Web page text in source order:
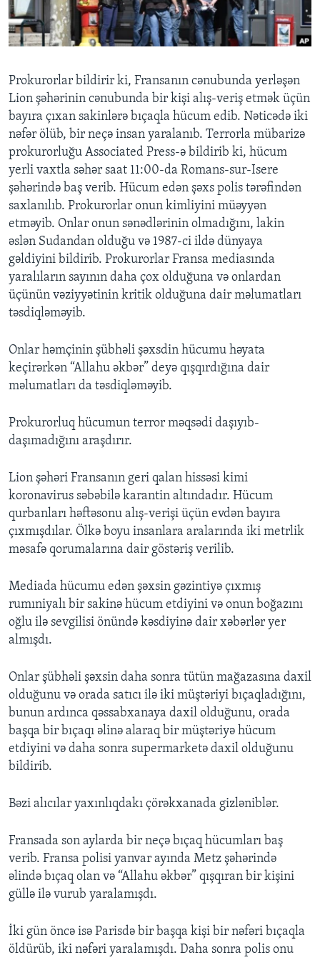
BIZI IZLƏYIN
Dillər
Prokurorlar bildirir ki, Fransanın cənubunda yerləşən
Lion şəhərinin cənubunda bir kişi alış-veriş etmək üçün
bayıra çıxan sakinlərə bıçaqla hücum edib. Nəticədə iki
nəfər ölüb, bir neçə insan yaralanıb. Terrorla mübarizə
prokurorluğu Associated Press-ə bildirib ki, hücum
yerli vaxtla səhər saat 11:00-da Romans-sur-Isere
şəhərində baş verib. Hücum edən şəxs polis tərəfindən
saxlanılıb. Prokurorlar onun kimliyini müəyyən
etməyib. Onlar onun sənədlərinin olmadığını, lakin
əslən Sudandan olduğu və 1987-ci ildə dünyaya
gəldiyini bildirib. Prokurorlar Fransa mediasında
yaralıların sayının daha çox olduğuna və onlardan
üçünün vəziyyətinin kritik olduğuna dair məlumatları
təsdiqləməyib.
Onlar həmçinin şübhəli şəxsdin hücumu həyata
keçirərkən “Allahu əkbər” deyə qışqırdığına dair
məlumatları da təsdiqləməyib.
Prokurorluq hücumun terror məqsədi daşıyıb-
daşımadığını araşdırır.
Lion şəhəri Fransanın geri qalan hissəsi kimi
koronavirus səbəbilə karantin altındadır. Hücum
qurbanları həftəsonu alış-verişi üçün evdən bayıra
çıxmışdılar. Ölkə boyu insanlara aralarında iki metrlik
məsafə qorumalarına dair göstəriş verilib.
Mediada hücumu edən şəxsin gəzintiyə çıxmış
rumıniyalı bir sakinə hücum etdiyini və onun boğazını
oğlu ilə sevgilisi önündə kəsdiyinə dair xəbərlər yer
almışdı.
Onlar şübhəli şəxsin daha sonra tütün mağazasına daxil
olduğunu və orada satıcı ilə iki müştəriyi bıçaqladığını,
bunun ardınca qəssabxanaya daxil olduğunu, orada
başqa bir bıçaqı əlinə alaraq bir müştəriyə hücum
etdiyini və daha sonra supermarketə daxil olduğunu
bildirib.
Bəzi alıcılar yaxınlıqdakı çörəkxanada gizləniblər.
Fransada son aylarda bir neçə bıçaq hücumları baş
verib. Fransa polisi yanvar ayında Metz şəhərində
əlində bıçaq olan və “Allahu əkbər” qışqıran bir kişini
güllə ilə vurub yaralamışdı.
İki gün öncə isə Parisdə bir başqa kişi bir nəfəri bıçaqla
öldürüb, iki nəfəri yaralamışdı. Daha sonra polis onu